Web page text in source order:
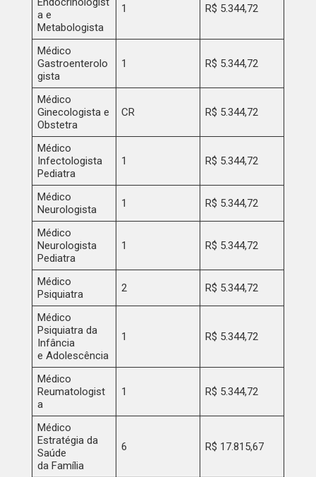
a e
Metabologista
1 R$ 5.344,72
Médico
Gastroenterolo
gista
1 R$ 5.344,72
Médico
Ginecologista e
Obstetra
CR R$ 5.344,72
Médico
Infectologista
Pediatra
1 R$ 5.344,72
Médico
Neurologista
1 R$ 5.344,72
Médico
Neurologista
Pediatra
1 R$ 5.344,72
Médico
Psiquiatra
2 R$ 5.344,72
Médico
Psiquiatra da
Infância
e Adolescência
1 R$ 5.344,72
Médico
Reumatologist
a
1 R$ 5.344,72
Médico
Estratégia da
Saúde
da Família
6 R$ 17.815,67